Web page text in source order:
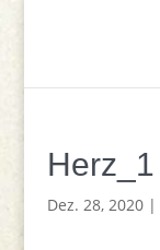
Herz_1
Dez. 28, 2020|